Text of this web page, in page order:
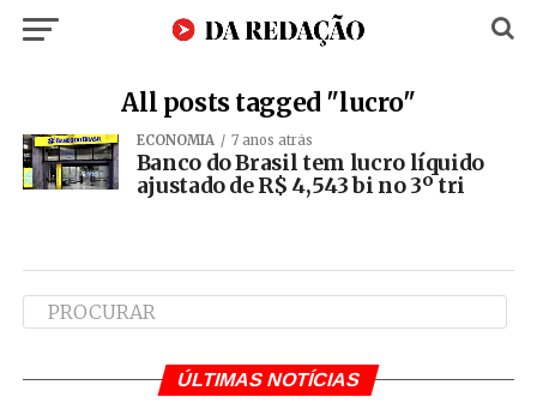
All posts tagged "lucro"
ECONOMIA 7 anos atrás
Banco do Brasil tem lucro líquido
ajustado de R$ 4,543 bi no 3º tri
ÚLTIMAS NOTÍCIAS